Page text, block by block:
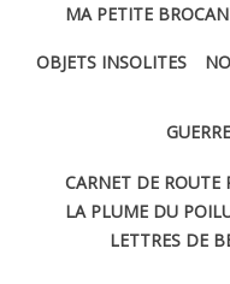
MA PETITE
OBJETS INSOLITES
CARNET DE
LA PLUME DU
LETTRES DE